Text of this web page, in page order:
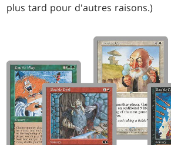
plus tard pour d'autres raisons.)